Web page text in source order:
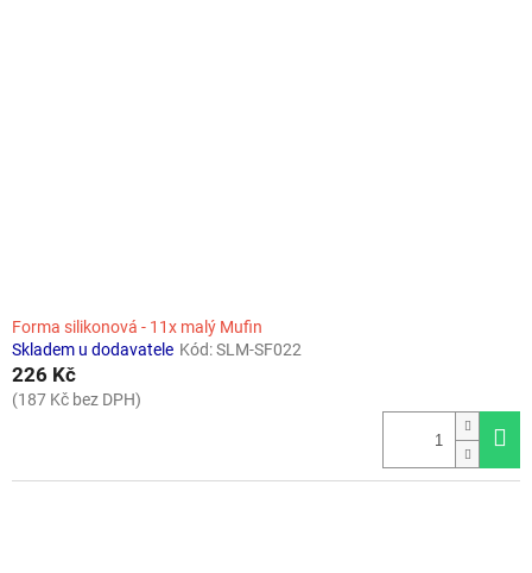
Forma silikonová - 11x malý Mufin
Skladem u dodavatele Kód:SLM-SF022
226 Kč
(187 Kč bez DPH)